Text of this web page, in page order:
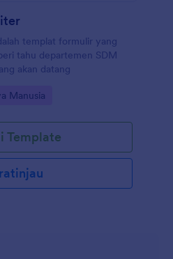
templat formulir yang
tahu departemen SDM
akan datang
Manusia
Template